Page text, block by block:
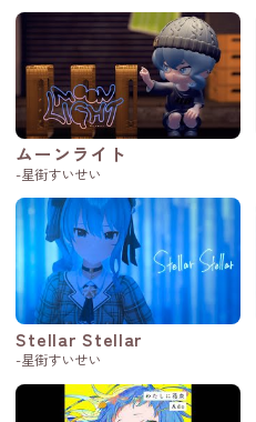
ムーンライト
-星街すいせい
Stellar Stellar
-星街すいせい